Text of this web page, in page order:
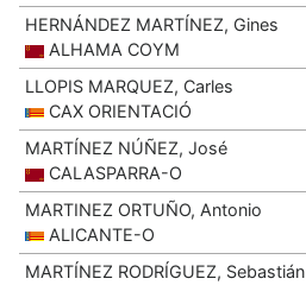
HERNÁNDEZ MARTÍNEZ, Gines
ALHAMA COYM
LLOPIS MARQUEZ, Carles
CAX ORIENTACIÓ
MARTÍNEZ NÚÑEZ, José
CALASPARRA-O
MARTINEZ ORTUÑO, Antonio
ALICANTE-O
MARTÍNEZ RODRÍGUEZ, Sebastián